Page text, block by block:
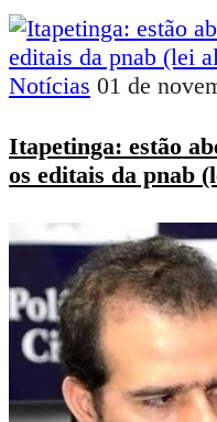
Notícias 01 de
Itapetinga: estão
os editais da pnab